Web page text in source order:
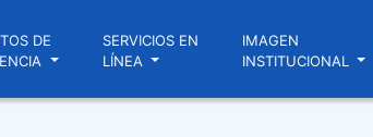
DE
SERVICIOS EN
LÍNEA
IMAGEN
INSTITUCIONAL